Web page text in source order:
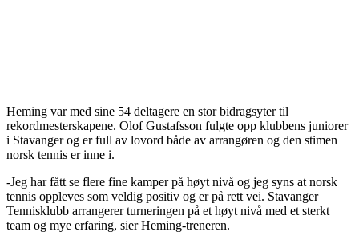
Heming var med sine 54 deltagere en stor bidragsyter til
rekordmesterskapene. Olof Gustafsson fulgte opp klubbens juniorer
i Stavanger og er full av lovord både av arrangøren og den stimen
norsk tennis er inne i.
-Jeg har fått se flere fine kamper på høyt nivå og jeg syns at norsk
tennis oppleves som veldig positiv og er på rett vei. Stavanger
Tennisklubb arrangerer turneringen på et høyt nivå med et sterkt
team og mye erfaring, sier Heming-treneren.